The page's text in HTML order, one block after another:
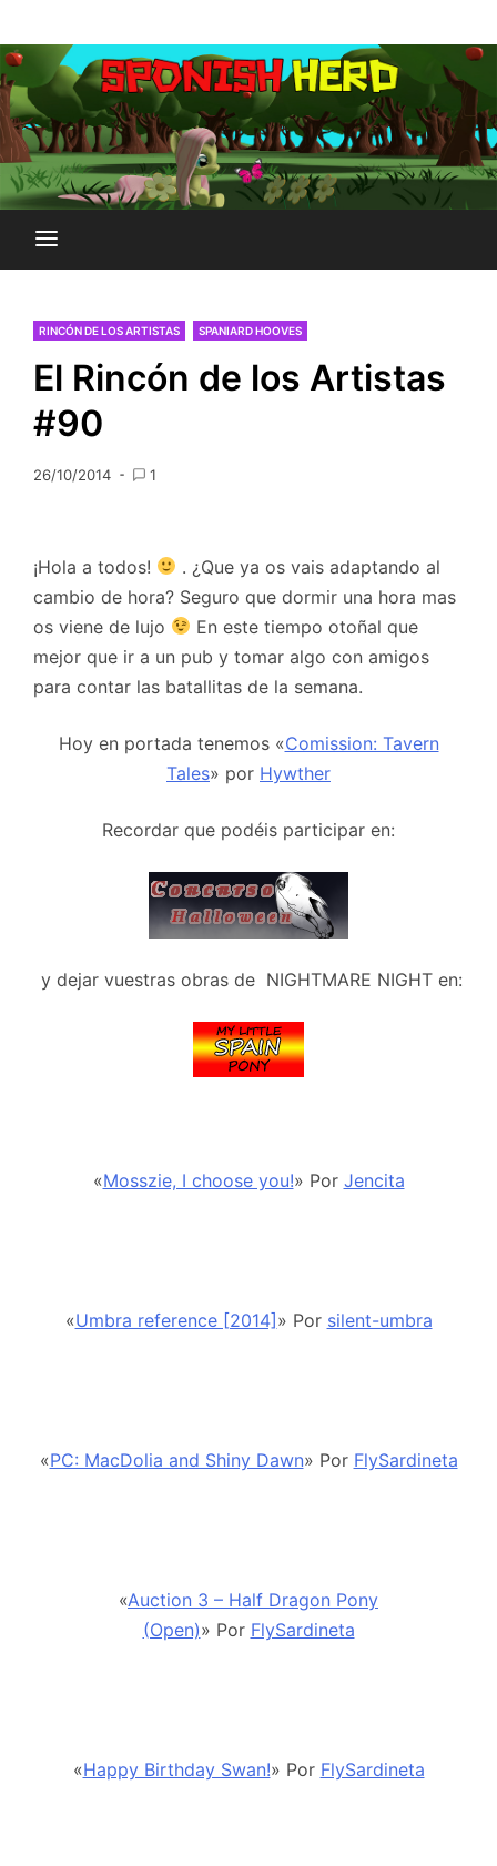
al
contenido
SPONISH HERD
RINCÓN DE LOS ARTISTAS SPANIARD HOOVES
El Rincón de los Artistas
#90
26/10/2014 1
¡Hola a todos!
. ¿Que ya os vais adaptando al
cambio de hora? Seguro que dormir una hora mas
os viene de lujo
En este tiempo otoñal que
mejor que ir a un pub y tomar algo con amigos
para contar las batallitas de la semana.
Hoy en portada tenemos «Comission: Tavern
Tales» por Hywther
Recordar que podéis participar en:
y dejar vuestras obras de NIGHTMARE NIGHT en:
«Mosszie, I choose you!» Por Jencita
«Umbra reference [2014]» Por silent-umbra
«PC: MacDolia and Shiny Dawn» Por FlySardineta
«Auction 3 – Half Dragon Pony
(Open)» Por FlySardineta
«Happy Birthday Swan!» Por FlySardineta